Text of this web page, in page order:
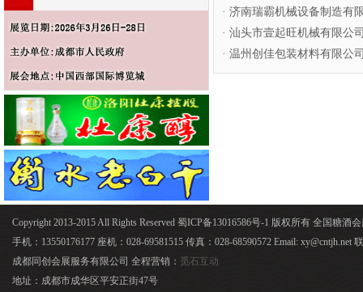
· 济南瑞霸机械设备制造有
· 汕头市壹起旺机械有限公
· 温州创佳包装材料有限公
Copyright 2013-2015 All Rights Reserved 蜀ICP备13016586号-1 版权所有 全国糖酒
手机：13550176177 座机：028-69581515 传真：028-68590572 Email: xy@cntjh.net
成都同创会展服务有限公司 全程营销： 觅石互动
地址：成都市成华区平安正街47号